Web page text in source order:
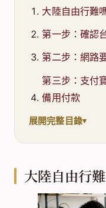
大陸自由行難
第一步：確認
第二步：網路
第三步：支付
備用付款
展開完整目錄
大陸自由行